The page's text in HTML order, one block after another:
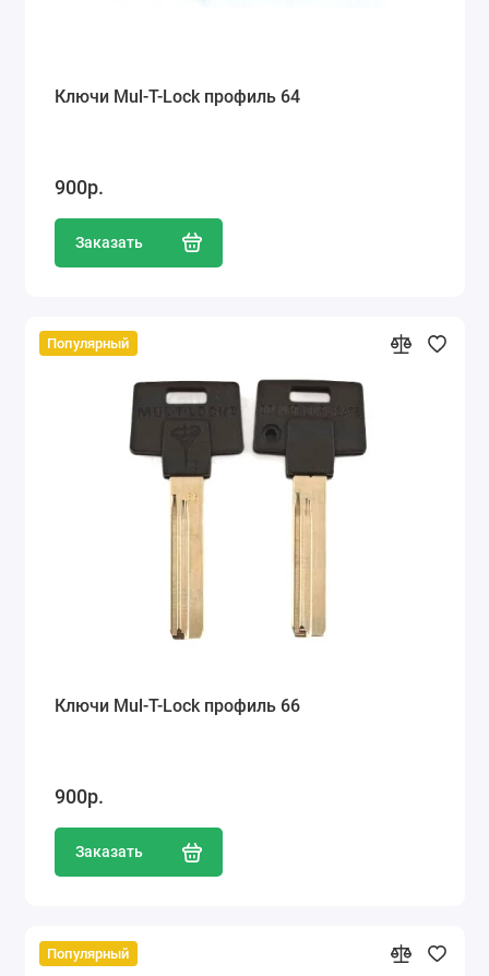
Ключи Mul-T-Lock профиль 64
900р.
Заказать
Популярный
Ключи Mul-T-Lock профиль 66
900р.
Заказать
Популярный